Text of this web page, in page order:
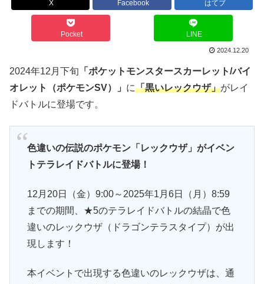
X Facebook はてブ
Pocket LINE
2024.12.20
2024年12月下旬 「ポケットモンスタースカーレット/バイ
オレット（ポケモンSV）」 に「黒いレックウザ」がレイ
ドバトルに登場です。
色違いの伝説のポケモン「レックウザ」がイベン
トテラレイドバトルに登場！
12月20日（金）9:00～2025年1月6日（月）8:59
までの期間、★5のテラレイドバトルの結晶で色
違いのレックウザ（ドラゴンテラスタイプ）が出
現します！
本イベントで出現する色違いのレックウザは、通